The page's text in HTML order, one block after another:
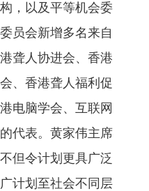
，以及平等机会委
员会新增多名来自
聋人协进会、香港
、香港聋人福利促
电脑学会、互联网
代表。黄家伟主席
但令计划更具广泛
计划至社会不同层